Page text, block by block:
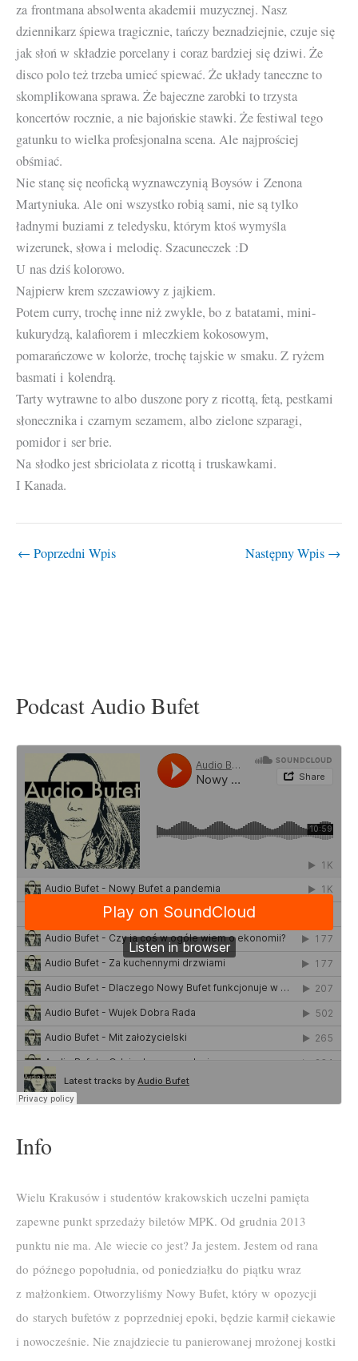
za frontmana absolwenta akademii muzycznej. Nasz
dziennikarz śpiewa tragicznie, tańczy beznadziejnie, czuje się
jak słoń w składzie porcelany i coraz bardziej się dziwi. Że
disco polo też trzeba umieć spiewać. Że układy taneczne to
skomplikowana sprawa. Że bajeczne zarobki to trzysta
koncertów rocznie, a nie bajońskie stawki. Że festiwal tego
gatunku to wielka profesjonalna scena. Ale najprościej
obśmiać.
Nie stanę się neoficką wyznawczynią Boysów i Zenona
Martyniuka. Ale oni wszystko robią sami, nie są tylko
ładnymi buziami z teledysku, którym ktoś wymyśla
wizerunek, słowa i melodię. Szacuneczek :D
U nas dziś kolorowo.
Najpierw krem szczawiowy z jajkiem.
Potem curry, trochę inne niż zwykle, bo z batatami, mini-
kukurydzą, kalafiorem i mleczkiem kokosowym,
pomarańczowe w kolorże, trochę tajskie w smaku. Z ryżem
basmati i kolendrą.
Tarty wytrawne to albo duszone pory z ricottą, fetą, pestkami
słonecznika i czarnym sezamem, albo zielone szparagi,
pomidor i ser brie.
Na słodko jest sbriciolata z ricottą i truskawkami.
I Kanada.
← Poprzedni Wpis Następny Wpis →
Podcast Audio Bufet
Info
Wielu Krakusów i studentów krakowskich uczelni pamięta
zapewne punkt sprzedaży biletów MPK. Od grudnia 2013
punktu nie ma. Ale wiecie co jest? Ja jestem. Jestem od rana
do późnego popołudnia, od poniedziałku do piątku wraz
z małżonkiem. Otworzyliśmy Nowy Bufet, który w opozycji
do starych bufetów z poprzedniej epoki, będzie karmił ciekawie
i nowocześnie. Nie znajdziecie tu panierowanej mrożonej kostki